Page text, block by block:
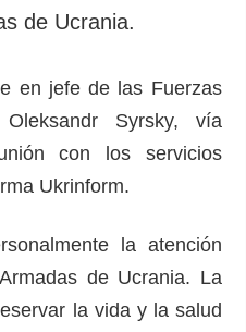
de Ucrania.
en jefe de las Fuerzas
Syrsky, vía
con los servicios
Ukrinform.
la atención
de Ucrania. La
la vida y la salud